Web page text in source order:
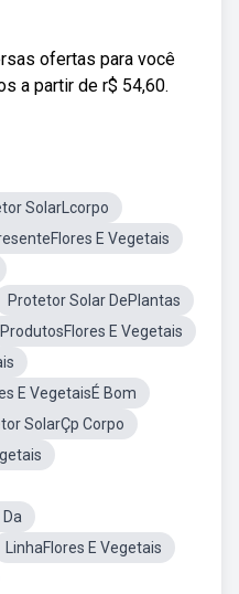
ofertas para você
a partir de r$ 54,60.
SolarLcorpo
E Vegetais
Protetor Solar DePlantas
ProdutosFlores E Vegetais
E VegetaisÉ Bom
SolarÇp Corpo
LinhaFlores E Vegetais